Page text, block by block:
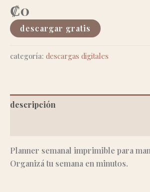
₡0
descargar gratis
categoría: descargas digitales
descripción
Planner semanal imprimible para
Organizá tu semana en minutos.